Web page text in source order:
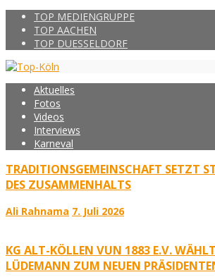
TOP MEDIENGRUPPE
TOP AACHEN
TOP DUESSELDORF
Aktuelles
Fotos
Videos
Interviews
Karneval
TRADITIONSGEMEINSCHAFT SETZT
DES ZUSAMMENHALTS
Ali Rahnama 7. Juli 2026
KG ALT-KÖLLEN VUN 1883 E.V.
LÜDEMANN ZUM NEUEN